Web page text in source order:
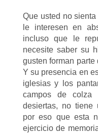
Que usted no
le interesen en
incluso que le
necesite saber su
gusten forman
Y su presencia en
iglesias y los
campos de colza
desiertas, no tiene
por eso que esta
ejercicio de